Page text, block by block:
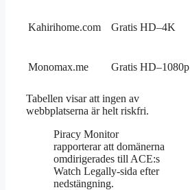
Kahirihome.com Gratis HD–4K
Monomax.me
Gratis HD–1080p
Tabellen visar att ingen av
webbplatserna är helt riskfri.
Piracy Monitor
rapporterar att domänerna
omdirigerades till ACE:s
Watch Legally-sida efter
nedstängning.